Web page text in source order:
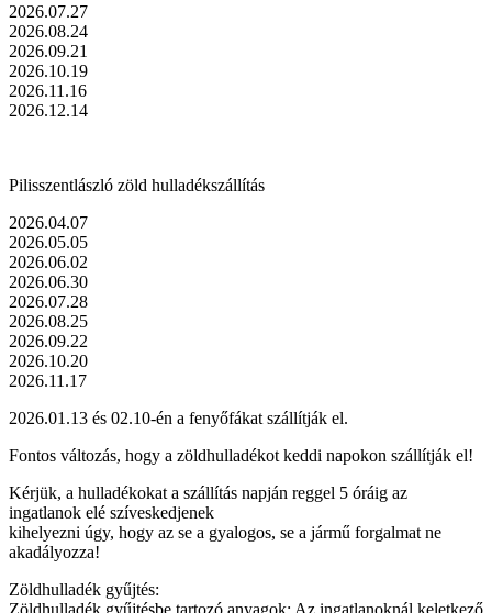
2026.07.27
2026.08.24
2026.09.21
2026.10.19
2026.11.16
2026.12.14
Pilisszentlászló zöld hulladékszállítás
2026.04.07
2026.05.05
2026.06.02
2026.06.30
2026.07.28
2026.08.25
2026.09.22
2026.10.20
2026.11.17
2026.01.13 és 02.10-én a fenyőfákat szállítják el.
Fontos változás, hogy a zöldhulladékot keddi napokon szállítják el!
Kérjük, a hulladékokat a szállítás napján reggel 5 óráig az
ingatlanok elé szíveskedjenek
kihelyezni úgy, hogy az se a gyalogos, se a jármű forgalmat ne
akadályozza!
Zöldhulladék gyűjtés:
Zöldhulladék gyűjtésbe tartozó anyagok: Az ingatlanoknál keletkező